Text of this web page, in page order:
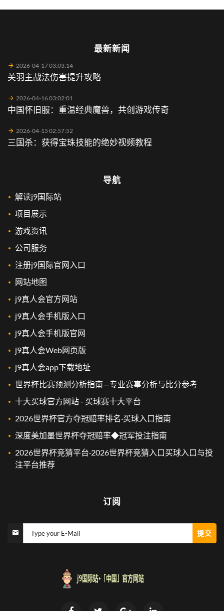
最新新闻
2026-04-17 03:03:14
关羽主战法伤害提升攻略
2026-04-16 03:02:01
中国怀旧服：重温经典魔兽，共创游戏传奇
2026-04-15 02:57:52
三国杀：获得宝珠技能的绝妙视频教程
导航
解读j9国际站
项目展示
游戏资讯
公司服务
注册j9国际官网入口
网站地图
j9真人会官方网站
j9真人会手机版入口
j9真人会手机版官网
j9真人会Web网页版
j9真人会app下载地址
世界杯比赛预测分析指南—专业赛事分析与比分参考
十大买球官方网站 - 买球赛十大平台
2026世界杯官方夺冠赔率排名·买球入口指南
深度美加墨世界杯夺冠赔率◆冠军投注指南
2026世界杯竞猜平台·2026世界杯竞猜入口买球入口与投
注平台推荐
订阅
Type your E-Mail 提交